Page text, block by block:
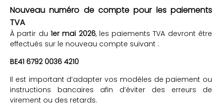
Nouveau numéro de compte pour les paiements
TVA
À partir du 1er mai 2026, les paiements TVA devront être
effectués sur le nouveau compte suivant :
BE41 6792 0036 4210
Il est important d’adapter vos modèles de paiement ou
instructions bancaires afin d’éviter des erreurs de
virement ou des retards.